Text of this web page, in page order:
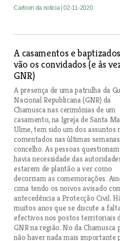
Cartoon da noticia | 02-11-2020
A casamentos e
vão os convidados (e às
GNR)
A presença de uma patrulha da
Nacional Republicana (GNR) da
Chamusca nas cerimónias de um
casamento, na Igreja de Santa
Ulme, tem sido um dos assuntos
comentados nas últimas
concelho. As pessoas
havia necessidade das
estarem de plantão a ver como
decorriam as comemorações.
cima tendo os noivos avisado
antecedência a Protecção Civil.
muitos anos que se discute a
efectivos nos postos territoriais
GNR na região. No da Chamusca
não haver nada mais importante